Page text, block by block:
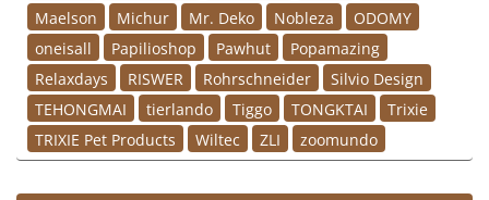
Maelson
Michur Mr. Deko Nobleza
ODOMY
oneisall
Papilioshop Pawhut
Popamazing
Relaxdays
RISWER Rohrschneider
Silvio Design
TEHONGMAI
tierlando Tiggo TONGKTAI
Trixie
TRIXIE Pet Products
Wiltec ZLI zoomundo